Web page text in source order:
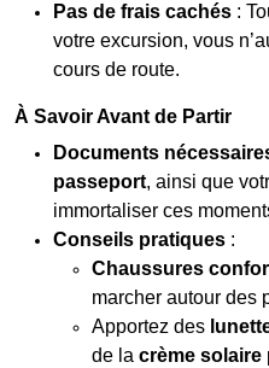
Pas de frais cachés :
votre excursion, vous
cours de route.
À Savoir Avant de Partir
Documents
passeport, ainsi que
immortaliser ces
Conseils pratiques :
Chaussures
marcher autour des
Apportez des
de la crème solaire